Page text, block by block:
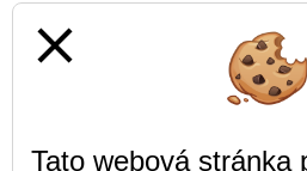
close
Tato webová stránka